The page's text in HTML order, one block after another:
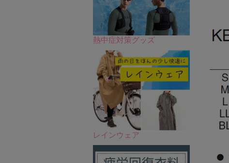
熱中症対策グッズ
レインウェア